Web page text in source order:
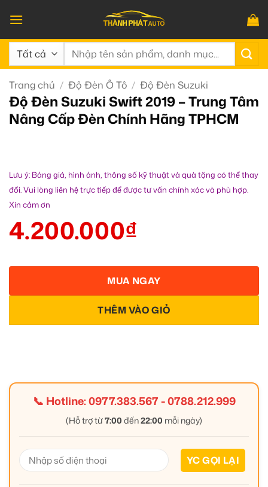
qua
nội
dung
Tìm
Trang chủ / Độ Đèn Ô Tô / Độ Đèn Suzuki
Độ Đèn Suzuki Swift 2019 – Trung Tâm
Nâng Cấp Đèn Chính Hãng TPHCM
Lưu ý: Bảng giá, hình ảnh, thông số kỹ thuật và quà tặng có thể thay
đổi. Vui lòng liên hệ trực tiếp để được tư vấn chính xác và phù hợp.
Xin cảm ơn
4.200.000₫
THÊM VÀO GIỎ
MUA NGAY
📞 Hotline:0977.383.567-0788.212.999
(Hỗ trợ từ7:00 đến22:00 mỗi ngày)